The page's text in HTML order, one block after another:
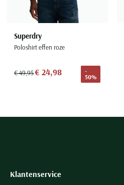
Superdry
Poloshirt effen roze
€ 49,95€ 24,98
-
50%
Klantenservice